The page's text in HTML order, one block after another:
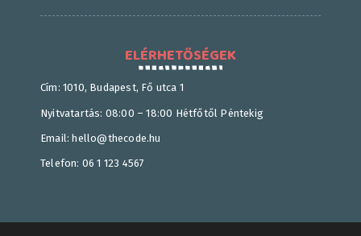
ELÉRHETŐSÉGEK
Cím: 1010, Budapest, Fő utca 1
Nyitvatartás: 08:00 – 18:00 Hétfőtől Péntekig
Email: hello@thecode.hu
Telefon: 06 1 123 4567